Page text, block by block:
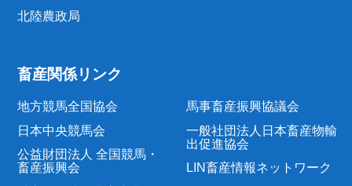
北陸農政局
畜産関係リンク
地方競馬全国協会
日本中央競馬会
公益財団法人 全国競馬・
畜産振興会
馬事畜産振興協議会
一般社団法人日本畜産物輸
出促進協会
LIN畜産情報ネットワーク